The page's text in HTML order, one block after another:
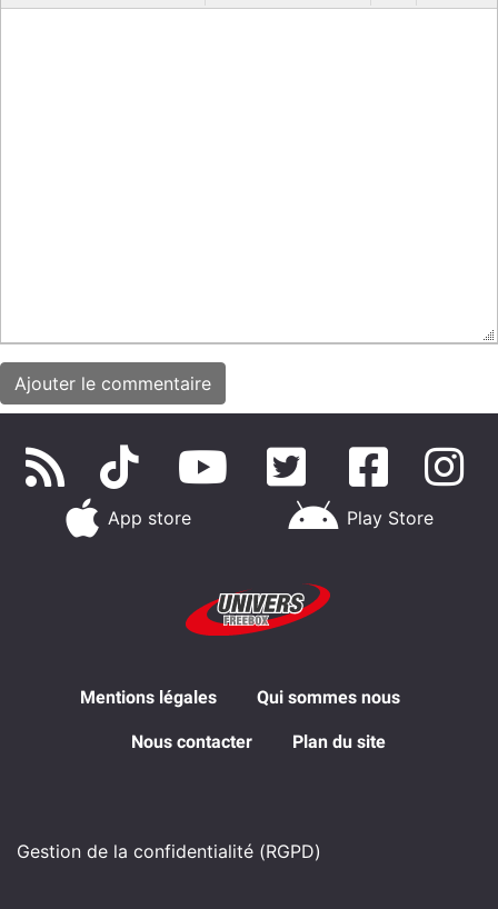
App store Play Store
Mentions légales Qui sommes nous
Nous contacter Plan du site
Gestion de la confidentialité (RGPD)